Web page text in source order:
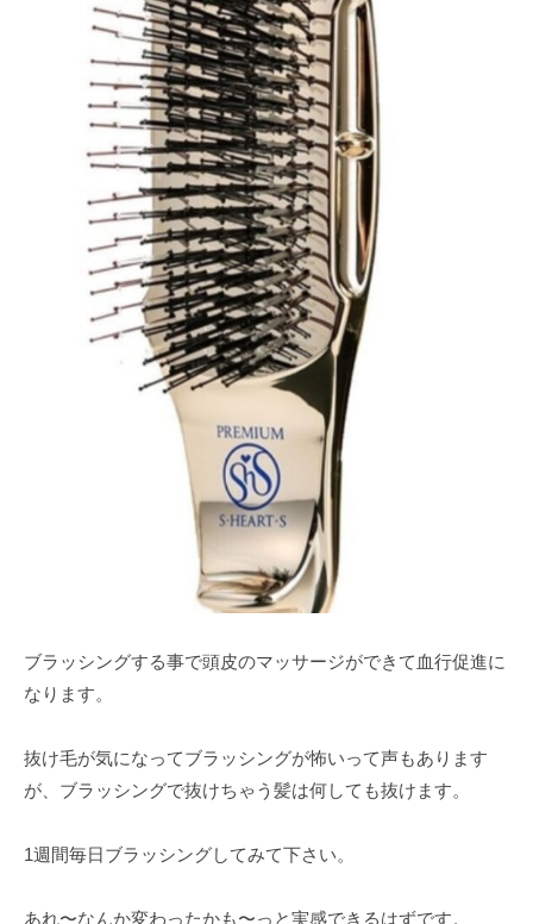
ブラッシングする事で頭皮のマッサージができて血行促進に
なります。
抜け毛が気になってブラッシングが怖いって声もあります
が、ブラッシングで抜けちゃう髪は何しても抜けます。
1週間毎日ブラッシングしてみて下さい。
あれ〜なんか変わったかも〜っと実感できるはずです。